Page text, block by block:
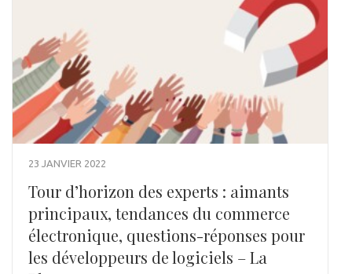
23 JANVIER 2022
Tour d’horizon des experts : aimants
principaux, tendances du commerce
électronique, questions-réponses pour
les développeurs de logiciels – La